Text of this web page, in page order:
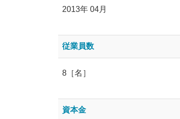
2013年 04月
従業員数
8［名］
資本金